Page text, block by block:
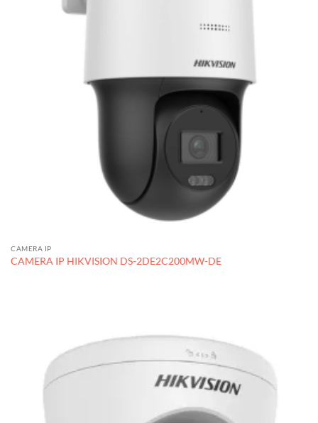
CAMERA IP
CAMERA IP HIKVISION DS-2DE2C200MW-DE